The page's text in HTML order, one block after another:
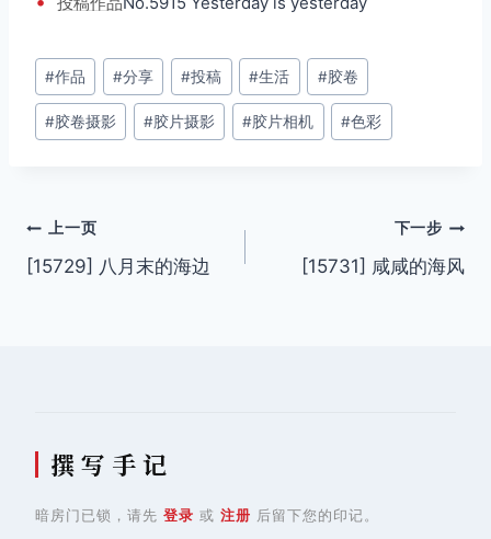
文
章
标
#作品 #分享 #投稿 #生活 #胶卷
#胶卷摄影 #胶片摄影 #胶片相机 #色彩
文
章
上一页
[15729] 八月末的海边
下一步
[15731] 咸咸的海风
撰 写 手 记
暗房门已锁，请先 登录 或 注册 后留下您的印记。